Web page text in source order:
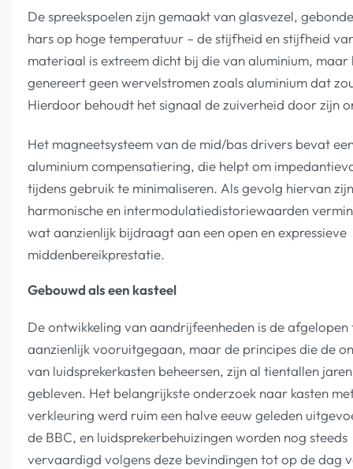
De spreekspoelen zijn gemaakt van glasvezel,
hars op hoge temperatuur – de stijfheid en stijfheid
materiaal is extreem dicht bij die van aluminium, maar
genereert geen wervelstromen zoals aluminium dat
Hierdoor behoudt het signaal de zuiverheid door zijn
Het magneetsysteem van de mid/bas drivers bevat
aluminium compensatiering, die helpt om
tijdens gebruik te minimaliseren. Als gevolg hiervan
harmonische en intermodulatiedistoriewaarden
wat aanzienlijk bijdraagt aan een open en expressieve
middenbereikprestatie.
Gebouwd als een kasteel
De ontwikkeling van aandrijfeenheden is de afgelopen
aanzienlijk vooruitgegaan, maar de principes die de
van luidsprekerkasten beheersen, zijn al tientallen
gebleven. Het belangrijkste onderzoek naar kasten
verkleuring werd ruim een halve eeuw geleden
de BBC, en luidsprekerbehuizingen worden nog steeds
vervaardigd volgens deze bevindingen tot op de dag